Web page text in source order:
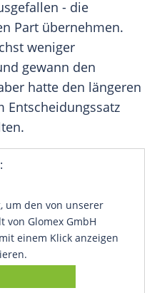
- die
Part übernehmen.
weniger
gewann den
hatte den längeren
Entscheidungssatz
um den von unserer
von Glomex GmbH
einem Klick anzeigen